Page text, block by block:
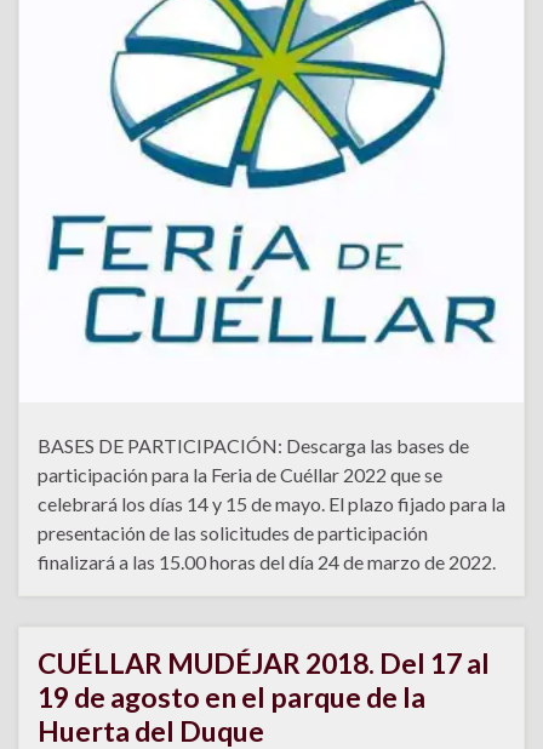
BASES DE PARTICIPACIÓN: Descarga las bases de
participación para la Feria de Cuéllar 2022 que se
celebrará los días 14 y 15 de mayo. El plazo fijado para la
presentación de las solicitudes de participación
finalizará a las 15.00 horas del día 24 de marzo de 2022.
CUÉLLAR MUDÉJAR 2018. Del 17 al
19 de agosto en el parque de la
Huerta del Duque